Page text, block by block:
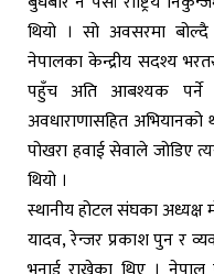
थियो । सो अवसरमा
नेपालका केन्द्रीय सदश्य
पहुँच अति आबश्यक पर्ने
अवधाराणासहित अभियानको
पोखरा हवाई सेवाले जोडिए
थियो ।
स्थानीय होटल संघका
यादव, रेन्जर प्रकाश पुन र